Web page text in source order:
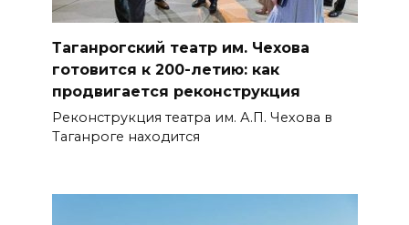
Таганрогский театр им. Чехова
готовится к 200-летию: как
продвигается реконструкция
Реконструкция театра им. А.П. Чехова в
Таганроге находится